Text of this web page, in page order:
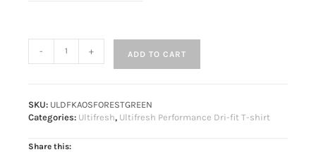
- + ADD TO CART
SKU: ULDFKAOSFORESTGREEN
Categories: Ultifresh, Ultifresh Performance Dri-fit T-shirt
Share this: